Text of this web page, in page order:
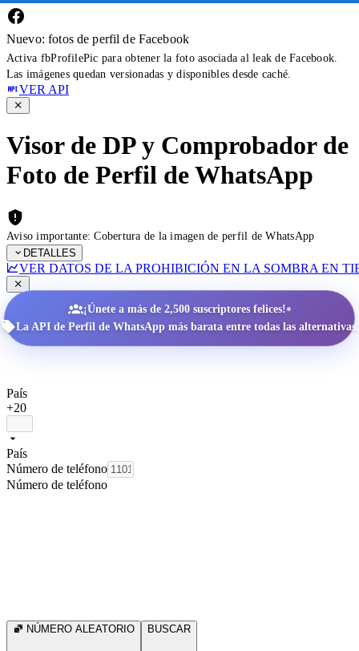
Nuevo: fotos de perfil de Facebook
Activa fbProfilePic para obtener la foto asociada al leak de Facebook.
Las imágenes quedan versionadas y disponibles desde caché.
VER API
Visor de DP y Comprobador de
Foto de Perfil de WhatsApp
Aviso importante: Cobertura de la imagen de perfil de WhatsApp
DETALLES
VER DATOS DE LA PROHIBICIÓN EN LA SOMBRA EN
¡Únete a más de 2,500 suscriptores felices!•
La API de Perfil de WhatsApp más barata entre todas las alternativas.
País
+20
País
Número de teléfono
Número de teléfono
NÚMERO ALEATORIO BUSCAR